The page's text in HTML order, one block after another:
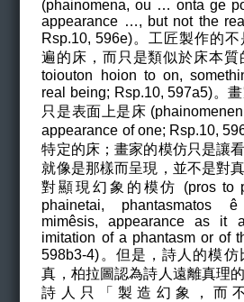
(phainomena, ou … onta ge
appearance …, but not the
Rsp.10, 596e)。工匠製作的
遍的床，而只是類似於床本質
toiouton hoion to on,
real being; Rsp.10, 597a5)。
只是表面上是床
appearance of one; Rsp.10,
特定的床；畫家的模仿只是讓
就像是那樣而呈現，並不是對
對顯現幻象的模仿 (pros to
phainetai, phantasmatos
mimêsis, appearance as it
imitation of a phantasm or of
598b3-4)。但是，詩人的模
真，柏拉圖認為詩人遠離真理
詩人只「製造幻象，而